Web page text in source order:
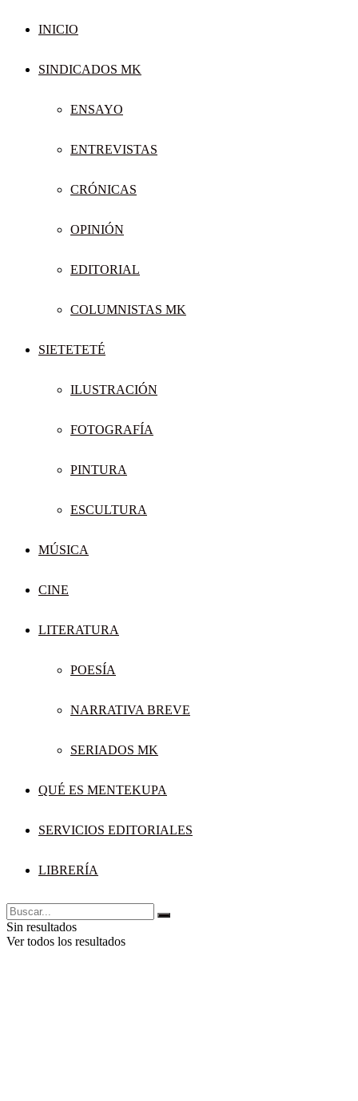
INICIO
SINDICADOS MK
ENSAYO
ENTREVISTAS
CRÓNICAS
OPINIÓN
EDITORIAL
COLUMNISTAS MK
SIETETETÉ
ILUSTRACIÓN
FOTOGRAFÍA
PINTURA
ESCULTURA
MÚSICA
CINE
LITERATURA
POESÍA
NARRATIVA BREVE
SERIADOS MK
QUÉ ES MENTEKUPA
SERVICIOS EDITORIALES
LIBRERÍA
Sin resultados
Ver todos los resultados